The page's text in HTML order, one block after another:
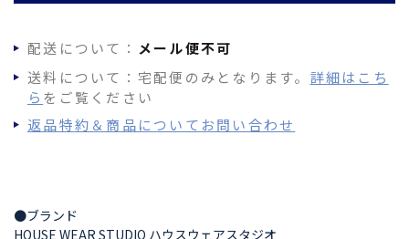
配送について： メール便不可
送料について：宅配便のみとなります。 詳細はこち
ら をご覧ください
返品特約＆商品についてお問い合わせ
●ブランド
HOUSE WEAR STUDIO ハウスウェアスタジオ